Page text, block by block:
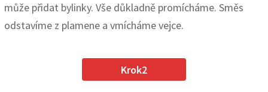
může přidat bylinky. Vše důkladně promícháme. Směs
odstavíme z plamene a vmícháme vejce.
Krok2